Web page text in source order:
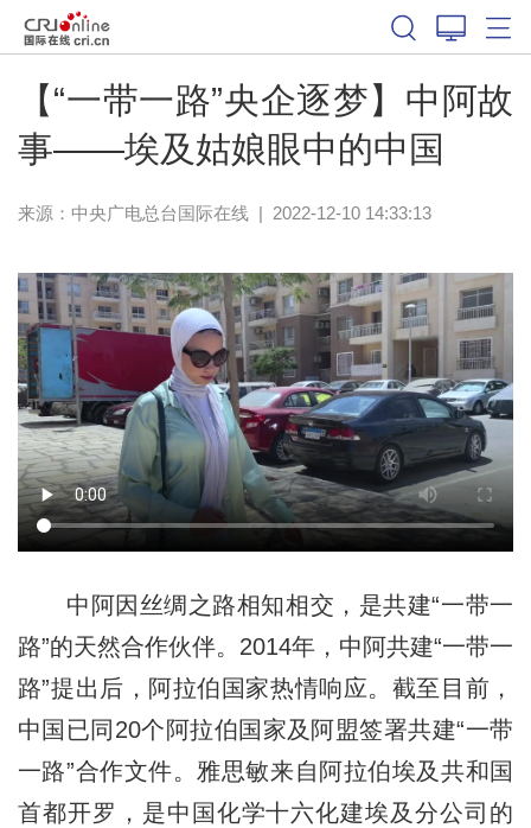
【“一带一路”央企逐梦】中阿故
事——埃及姑娘眼中的中国
来源：中央广电总台国际在线| 2022-12-10 14:33:13
中阿因丝绸之路相知相交，是共建“一带一
路”的天然合作伙伴。2014年，中阿共建“一带一
路”提出后，阿拉伯国家热情响应。截至目前，
中国已同20个阿拉伯国家及阿盟签署共建“一带
一路”合作文件。雅思敏来自阿拉伯埃及共和国
首都开罗，是中国化学十六化建埃及分公司的